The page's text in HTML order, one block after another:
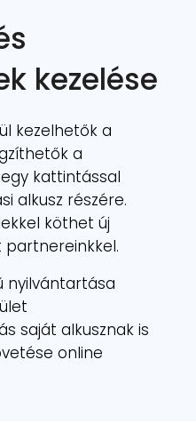
kezelése
kezelhetők a
a
kattintással
alkusz részére.
köthet új
nyilvántartása
saját alkusznak is
online